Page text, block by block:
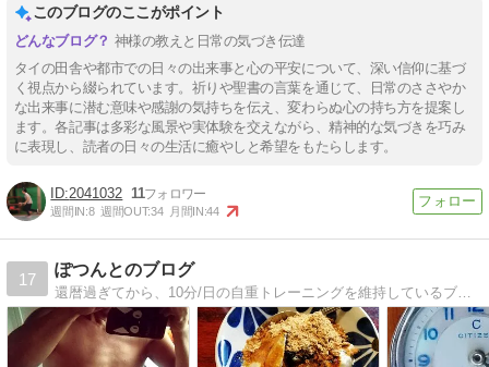
このブログのここがポイント
神様の教えと日常の気づき伝達
タイの田舎や都市での日々の出来事と心の平安について、深い信仰に基づ
く視点から綴られています。祈りや聖書の言葉を通じて、日常のささやか
な出来事に潜む意味や感謝の気持ちを伝え、変わらぬ心の持ち方を提案し
ます。各記事は多彩な風景や実体験を交えながら、精神的な気づきを巧み
に表現し、読者の日々の生活に癒やしと希望をもたらします。
2041032 11
週間IN:8 週間OUT:34 月間IN:44
17
ぽつんとのブログ
還暦過ぎてから、10分/日の自重トレーニングを維持しているブログです。又、アンティーク腕時計の似合うシニアを目指してます。